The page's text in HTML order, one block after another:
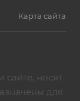
Карта сайта
носят
для